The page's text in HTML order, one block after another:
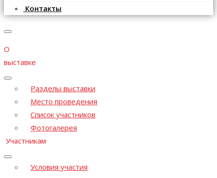
Контакты
О
выставке
Разделы выставки
Место проведения
Список участников
Фотогалерея
Участникам
Условия участия